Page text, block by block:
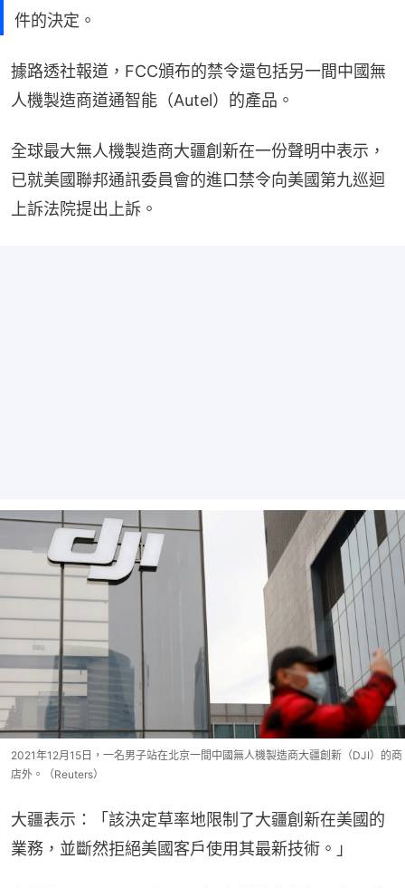
件的決定。
據路透社報道，FCC頒布的禁令還包括另一間中國無
人機製造商道通智能（Autel）的產品。
全球最大無人機製造商大疆創新在一份聲明中表示，
已就美國聯邦通訊委員會的進口禁令向美國第九巡迴
上訴法院提出上訴。
2021年12月15日，一名男子站在北京一間中國無人機製造商大疆創新（DJI）的商
店外。（Reuters）
大疆表示：「該決定草率地限制了大疆創新在美國的
業務，並斷然拒絕美國客戶使用其最新技術。」